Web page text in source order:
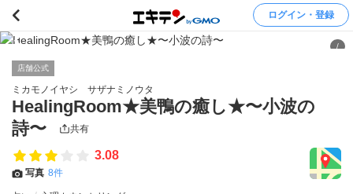
ログイン・登録
/
店舗公式
ミカモノイヤシ サザナミノウタ
HealingRoom★美鴨の癒し★〜小波の
詩〜
共有
3.08
写真 8件